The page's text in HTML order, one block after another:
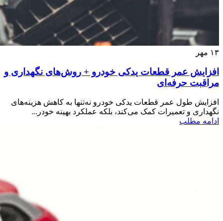
۱۳ مهر
افزایش عمر قطعات یدکی خودرو + روش‌های نگهداری و
مراقبت حرفه‌ای
افزایش طول عمر قطعات یدکی خودرو نه‌تنها به کاهش هزینه‌های
نگهداری و تعمیرات کمک می‌کند، بلکه عملکرد بهینه خودر...
ادامه مطلب